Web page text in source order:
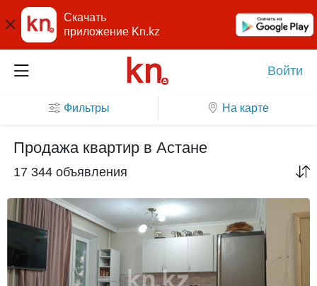
Скачать
приложение Kn.kz
Войти
Фильтры На карте
Продажа квартир в Астане
17 344 объявления